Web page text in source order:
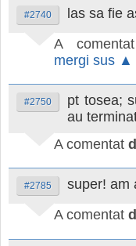
#2740
las sa fie
A
mergi sus ▲
#2750
pt tosea;
au
A comentat
#2785
super! am
A comentat